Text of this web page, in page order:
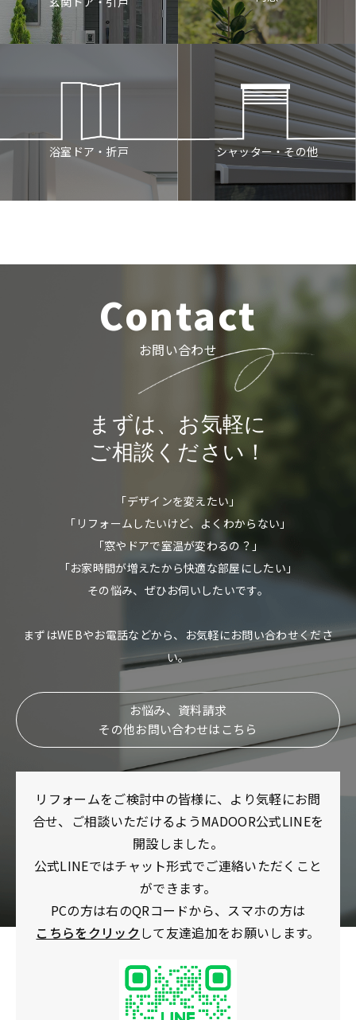
浴室ドア・折戸 シャッター・その他
Contact
お問い合わせ
まずは、お気軽に
ご相談ください！
「デザインを変えたい」
「リフォームしたいけど、よくわからない」
「窓やドアで室温が変わるの？」
「お家時間が増えたから快適な部屋にしたい」
その悩み、ぜひお伺いしたいです。
まずはWEBやお電話などから、お気軽にお問い合わせくださ
い。
お悩み、資料請求
その他お問い合わせはこちら
リフォームをご検討中の皆様に、より気軽にお問
合せ、ご相談いただけるようMADOOR公式LINEを
開設しました。
公式LINEではチャット形式でご連絡いただくこと
ができます。
PCの方は右のQRコードから、スマホの方は
こちらをクリック して友達追加をお願いします。